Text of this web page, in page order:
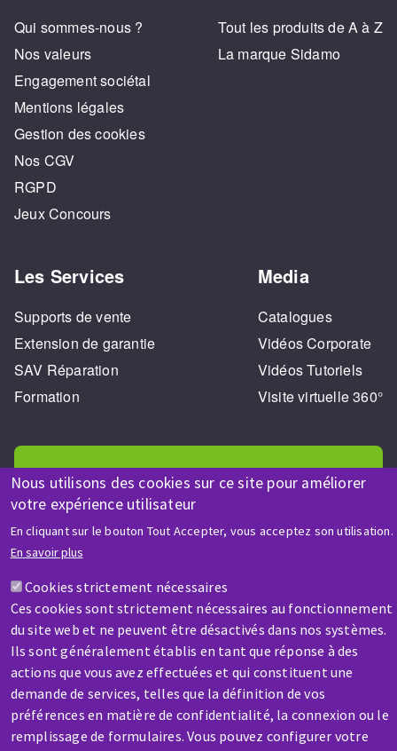
Nous utilisons des cookies sur ce site pour améliorer
votre expérience utilisateur
En cliquant sur le bouton Tout Accepter, vous acceptez son utilisation.
En savoir plus
Cookies strictement nécessaires
Ces cookies sont strictement nécessaires au fonctionnement
du site web et ne peuvent être désactivés dans nos systèmes.
Ils sont généralement établis en tant que réponse à des
actions que vous avez effectuées et qui constituent une
demande de services, telles que la définition de vos
préférences en matière de confidentialité, la connexion ou le
remplissage de formulaires. Vous pouvez configurer votre
Qui sommes-nous ?
Nos valeurs
Engagement sociétal
Mentions légales
Gestion des cookies
Nos CGV
RGPD
Jeux Concours
Tout les produits de A à Z
La marque Sidamo
Les Services
Supports de vente
Extension de garantie
SAV Réparation
Formation
Media
Catalogues
Vidéos Corporate
Vidéos Tutoriels
Visite virtuelle 360°
AIDE & CONTACT
Une question ? Un renseignement ?
Contactez-nous